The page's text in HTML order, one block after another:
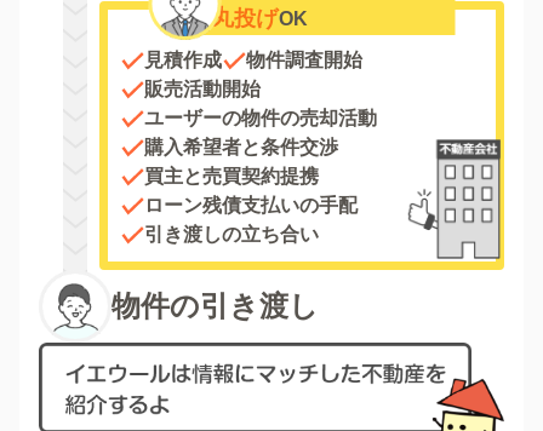
丸投げOK
見積作成
物件調査開始
販売活動開始
ユーザーの物件の売却活動
購入希望者と条件交渉
買主と売買契約提携
ローン残債支払いの手配
引き渡しの立ち合い
物件の引き渡し